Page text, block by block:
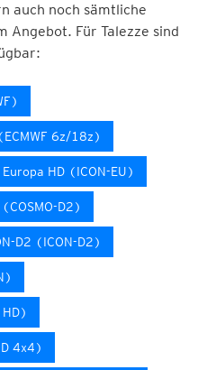
auch noch sämtliche
Angebot. Für Talezze sind
6z/18z)
Europa HD (ICON-EU)
D2)
D2 (ICON-D2)
4x4)